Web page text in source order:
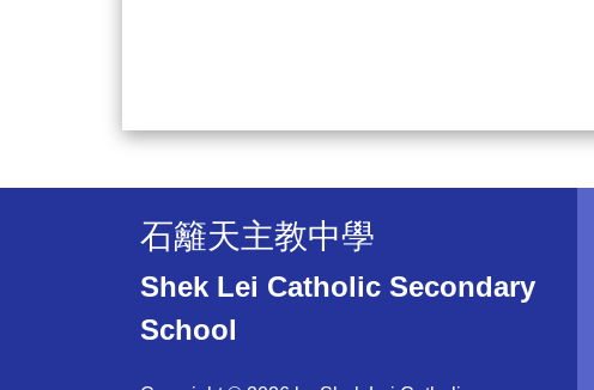
石籬天主教中學
Shek Lei Catholic Secondary
School